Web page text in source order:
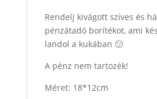
Rendelj kivágott szíves és
pénzátadó borítékot, ami
landol a kukában 🙂
A pénz nem tartozék!
Méret: 18*12cm